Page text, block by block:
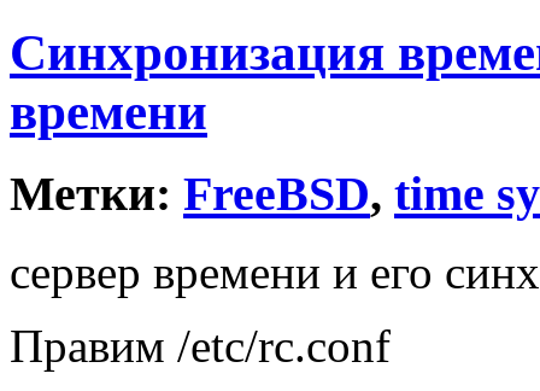
Синхронизация
времени
Метки: FreeBSD, time
сервер времени и его
Правим /etc/rc.conf